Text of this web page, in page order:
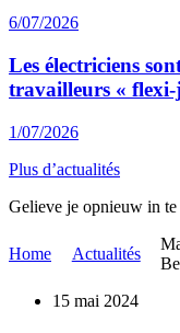
6/07/2026
Les électriciens
travailleurs «
1/07/2026
Plus d’actualités
Gelieve je opnieuw in
Home Actualités
15 mai 2024